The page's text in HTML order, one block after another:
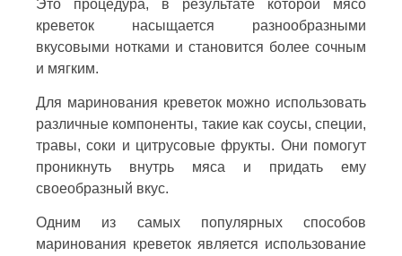
Это процедура, в результате которой мясо
креветок насыщается разнообразными
вкусовыми нотками и становится более сочным
и мягким.
Для маринования креветок можно использовать
различные компоненты, такие как соусы, специи,
травы, соки и цитрусовые фрукты. Они помогут
проникнуть внутрь мяса и придать ему
своеобразный вкус.
Одним из самых популярных способов
маринования креветок является использование